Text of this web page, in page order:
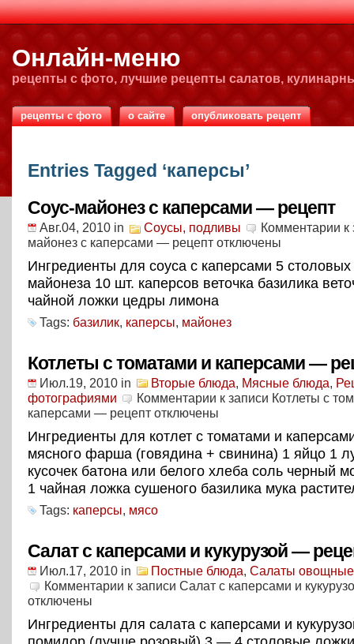
Онлайн-меню
рецепты с фото, лучшие рецепты салатов,
рецепты с фото о сайте опубликовать рецепт
Entries Tagged ‘каперсы’
Соус-майонез с каперсами — рецепт
Авг.04, 2010 in Соусы, подливы Комментарии к
майонез с каперсами — рецепт отключены
Ингредиенты для соуса с каперсами 5
майонеза 10 шт. каперсов веточка базилика
чайной ложки цедры лимона
Tags: базилик, каперсы, майонез
Котлеты с томатами и каперсами —
Июл.19, 2010 in Вторые блюда, Мясные блюда,
фотографиями
Комментарии к записи Котлеты с
каперсами — рецепт отключены
Ингредиенты для котлет с томатами и
мясного фарша (говядина + свинина) 1 яйцо 1
кусочек батона или белого хлеба соль черный
1 чайная ложка сушеного базилика мука
Tags: каперсы, мясо
Салат с каперсами и кукурузой —
Июл.17, 2010 in Постные блюда, Салаты овощные
Комментарии к записи Салат с каперсами и
отключены
Ингредиенты для салата с каперсами и